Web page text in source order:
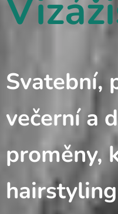
Svatební,
večerní a
proměny,
hairstyling